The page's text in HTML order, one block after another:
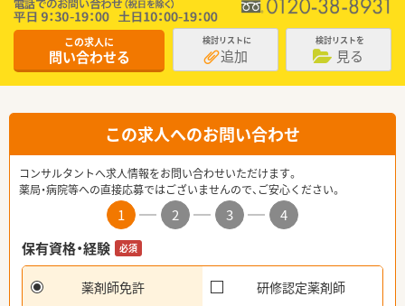
この求人に
問い合わせる
検討リストに
追加
検討リストを
見る
この求人へのお問い合わせ
コンサルタントへ求人情報をお問い合わせいただけます。
薬局・病院等への直接応募ではございませんので、ご安心ください。
1 2 3
4
保有資格・経験
必須
薬剤師免許 研修認定薬剤師